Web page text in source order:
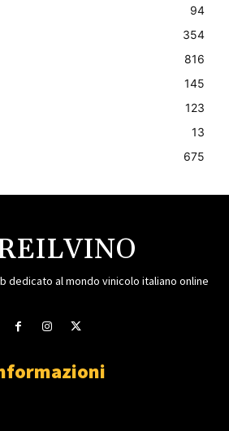
94
354
816
145
123
13
675
dedicato al mondo vinicolo italiano online